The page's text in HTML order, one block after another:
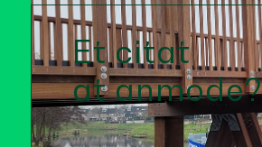
Et citat
at anmode?